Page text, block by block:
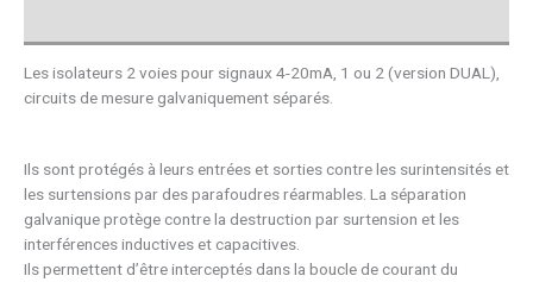
Les isolateurs 2 voies pour signaux 4-20mA, 1 ou 2 (version DUAL),
circuits de mesure galvaniquement séparés.
Ils sont protégés à leurs entrées et sorties contre les surintensités et
les surtensions par des parafoudres réarmables. La séparation
galvanique protège contre la destruction par surtension et les
interférences inductives et capacitives.
Ils permettent d’être interceptés dans la boucle de courant du